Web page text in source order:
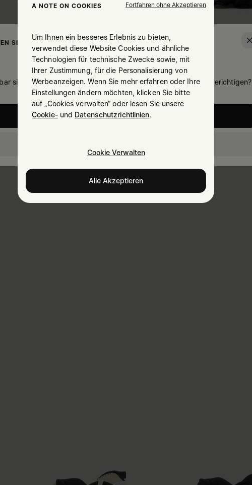
SIE IHREN AUFENTHALTSORT
sind Sie in United States. Möchten Sie Ihren Aufenthaltsort berichtigen?
United States
A NOTE ON COOKIES Fortfahren ohne Akzeptieren
Um Ihnen ein besseres Erlebnis zu bieten,
verwendet diese Website Cookies und ähnliche
Technologien für technische Zwecke sowie, mit
Ihrer Zustimmung, für die Personalisierung von
Werbeanzeigen. Wenn Sie mehr erfahren oder Ihre
Einstellungen ändern möchten, klicken Sie bitte
auf „Cookies verwalten“ oder lesen Sie unsere
Cookie-und Datenschutzrichtlinien.
Cookie Verwalten
Alle Akzeptieren